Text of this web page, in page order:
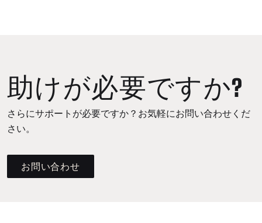
助けが必要ですか?
さらにサポートが必要ですか？お気軽にお問い合わせくだ
さい。
お問い合わせ